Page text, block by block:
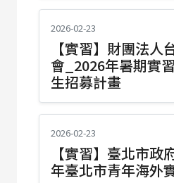
2026-02-23
【實習】財團法人
會_2026年暑期實
生招募計畫
2026-02-23
【實習】臺北市政
年臺北市青年海外